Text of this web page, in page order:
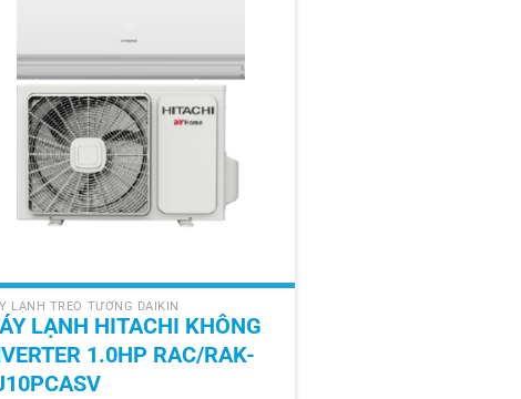
LẠNH TREO TƯỜNG DAIKIN
LẠNH HITACHI KHÔNG
1.0HP RAC/RAK-